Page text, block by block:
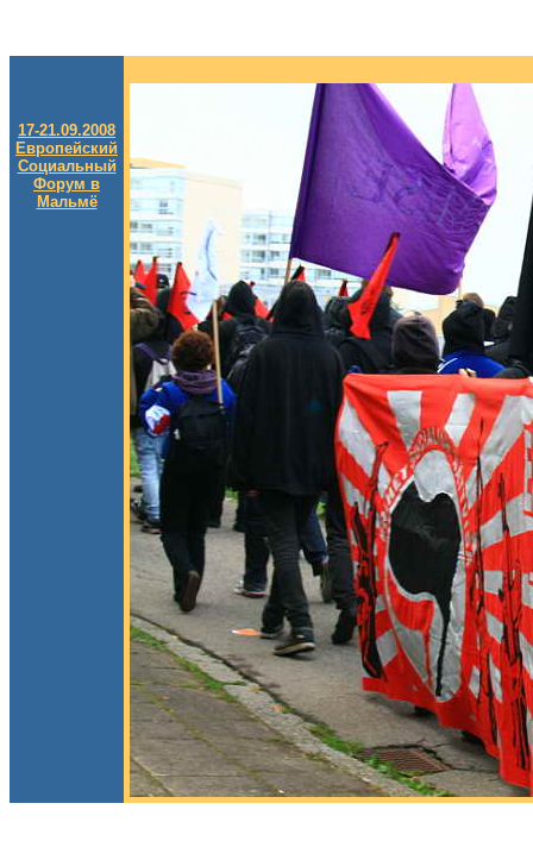
17-21.09.2008
Европейский
Социальный
Форум в
Мальмё